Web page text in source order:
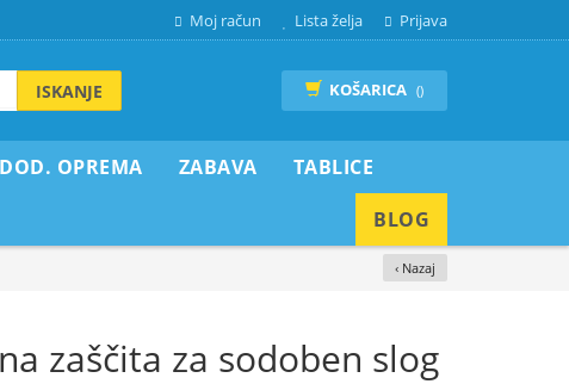
Moj račun Lista želja Prijava
ISKANJE KOŠARICA ()
DOD. OPREMA ZABAVA
TABLICE
BLOG
‹ Nazaj
zaščita za sodoben slog